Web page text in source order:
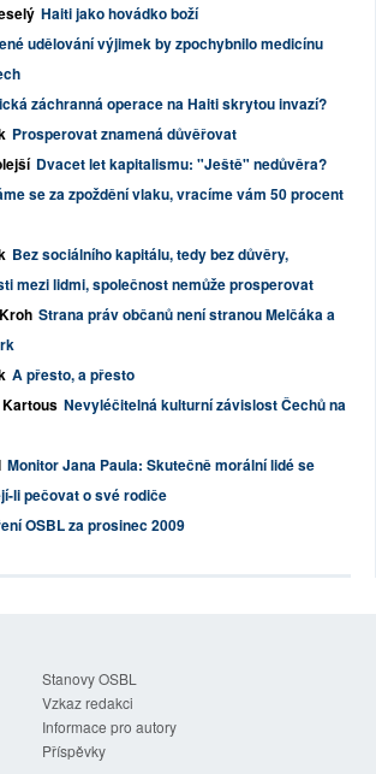
Haiti jako hovádko boží
udělování výjimek by zpochybnilo medicínu
záchranná operace na Haiti skrytou invazí?
Prosperovat znamená důvěřovat
Dvacet let kapitalismu: "Ještě" nedůvěra?
se za zpoždění vlaku, vracíme vám 50 procent
Bez sociálního kapitálu, tedy bez důvěry,
mezi lidmi, společnost nemůže prosperovat
Strana práv občanů není stranou Melčáka a
A přesto, a přesto
Nevyléčitelná kulturní závislost Čechů na
Monitor Jana Paula: Skutečně morální lidé se
li pečovat o své rodiče
OSBL za prosinec 2009
Stanovy OSBL
Vzkaz redakci
Informace pro autory
Příspěvky